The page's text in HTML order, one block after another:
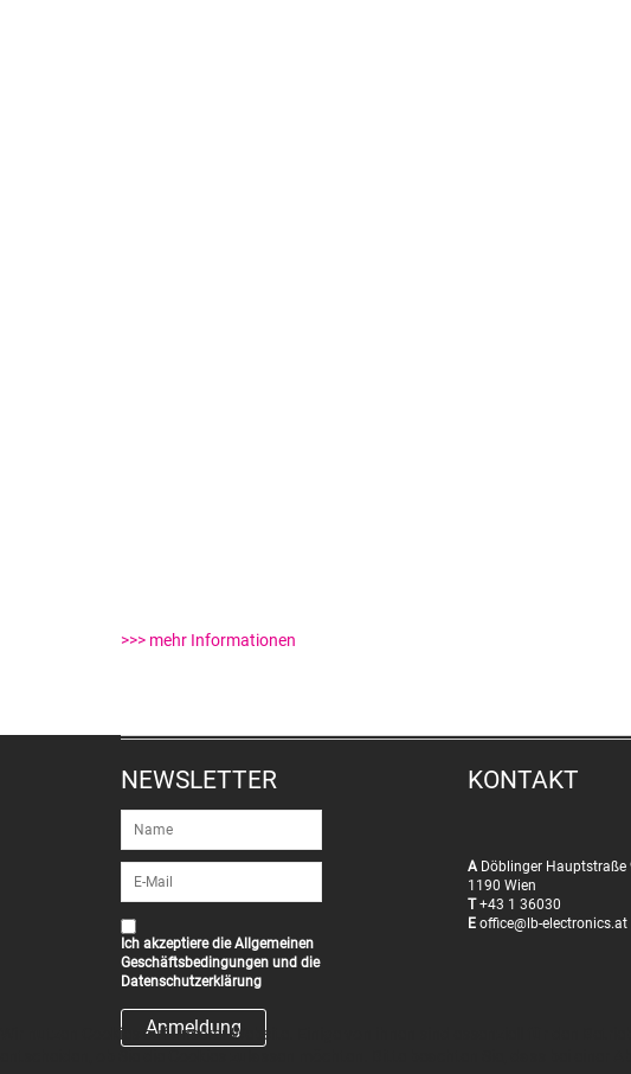
>>> mehr Informationen
NEWSLETTER
Ich akzeptiere dieAllgemeinen
Geschäftsbedingungen und die
Datenschutzerklärung
KONTAKT
ADöblinger Hauptstraße
1190 Wien
T+43 1 36030
E office@lb-electronics.at
Wir nutzen Cookies auf unserer Website. Einige von ihnen sind essenziell für den